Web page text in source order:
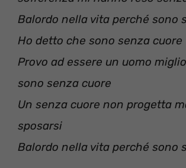
Balordo nella vita perché sono
Ho detto che sono senza cuore
Provo ad essere un uomo
sono senza cuore
Un senza cuore non progetta
sposarsi
Balordo nella vita perché sono